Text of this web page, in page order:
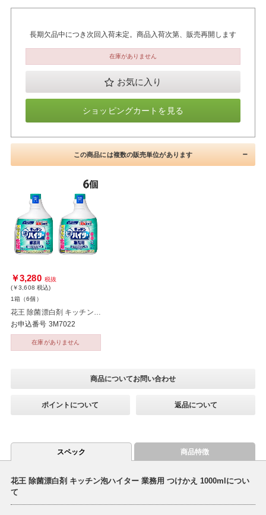
長期欠品中につき次回入荷未定。商品入荷次第、販売再開します
在庫がありません
お気に入り
ショッピングカートを見る
この商品には複数の販売単位があります
￥3,280 税抜
(￥3,608 税込)
1箱（6個）
花王 除菌漂白剤 キッチン泡ハイター 業務用 つけかえ 1000ml×6個
お申込番号 3M7022
在庫がありません
商品についてお問い合わせ
ポイントについて 返品について
スペック 商品特徴
花王 除菌漂白剤 キッチン泡ハイター 業務用 つけかえ 1000mlについ
て